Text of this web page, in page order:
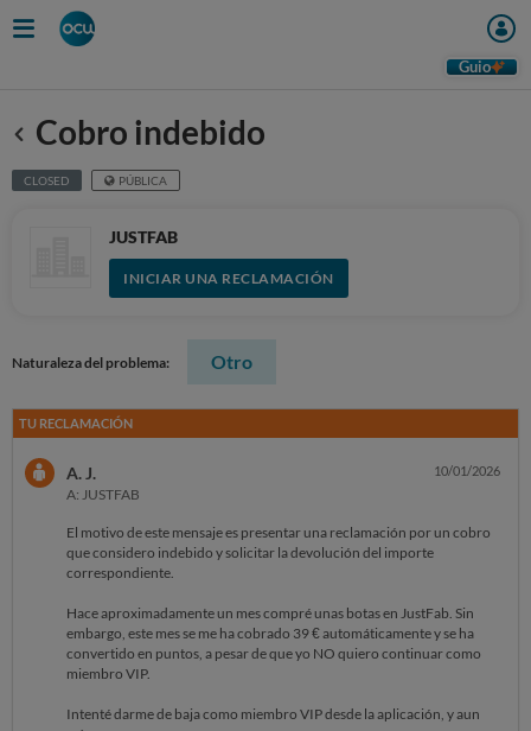
Guio
Anterior
Cobro indebido
CLOSED PÚBLICA
JUSTFAB
INICIAR UNA RECLAMACIÓN
Naturaleza del problema: Otro
TU RECLAMACIÓN
A. J.
A: JUSTFAB
10/01/2026
El motivo de este mensaje es presentar una reclamación por un cobro
que considero indebido y solicitar la devolución del importe
correspondiente.
Hace aproximadamente un mes compré unas botas en JustFab. Sin
embargo, este mes se me ha cobrado 39 € automáticamente y se ha
convertido en puntos, a pesar de que yo NO quiero continuar como
miembro VIP.
Intenté darme de baja como miembro VIP desde la aplicación, y aun